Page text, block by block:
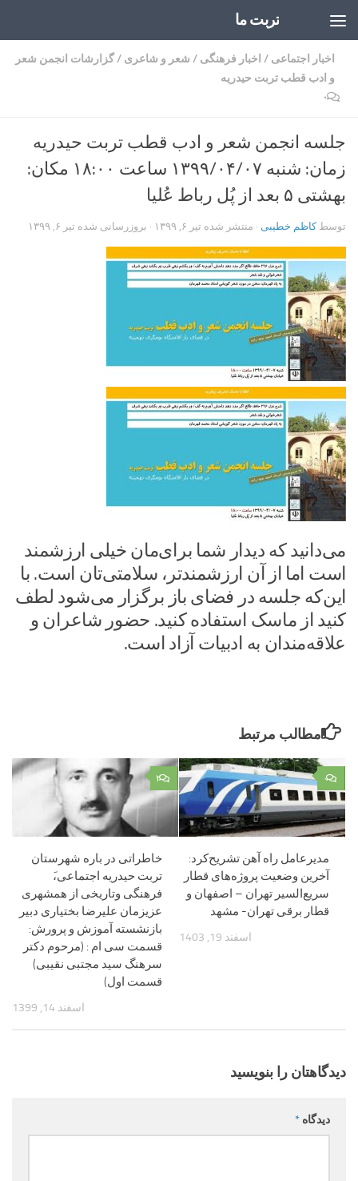
تربت ما
اخبار اجتماعی / اخبار فرهنگی / شعر و شاعری /گزارشات انجمن شعر
و ادب قطب تربت حیدریه
۰
جلسه انجمن شعر و ادب قطب تربت حیدریه
زمان: شنبه ۱۳۹۹/۰۴/۰۷ ساعت ۱۸:۰۰ مکان:
بهشتی ۵ بعد از پُل رباط عُلیا
توسطکاظم خطیبی · منتشر شده تیر ۶, ۱۳۹۹ · بروزرسانی شده تیر ۶, ۱۳۹۹
می‌دانید که دیدار شما برای‌مان خیلی ارزشمند
است اما از آن ارزشمندتر، سلامتی‌تان است. با
این‌که جلسه در فضای باز برگزار می‌شود لطف
کنید از ماسک استفاده کنید. حضور شاعران و
علاقه‌مندان به ادبیات آزاد است.
مطالب مرتبط
۲
خاطراتی در باره شهرستان
تربت حیدریه اجتماعی،َ
فرهنگی وتاریخی از همشهری
عزیزمان علیرضا بختیاری دبیر
بازنشسته آموزش و پرورش:
قسمت سی ام : (مرحوم دکتر
سرهنگ سید مجتبی نقیبی)
قسمت اول)
اسفند 14, 1399
۰
مدیرعامل راه آهن تشریح‌کرد:
آخرین وضعیت پروژه‌های قطار
سریع‌السیر تهران – اصفهان و
قطار برقی تهران- مشهد
اسفند 19, 1403
دیدگاهتان را بنویسید
دیدگاه *